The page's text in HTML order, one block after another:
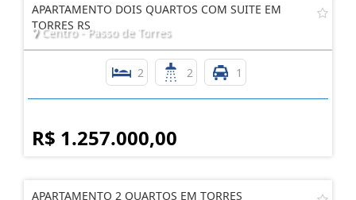
APARTAMENTO DOIS QUARTOS COM SUITE EM
TORRES RS
Centro - Passo de Torres
2 2 1
R$ 1.257.000,00
APARTAMENTO 2 QUARTOS EM TORRES